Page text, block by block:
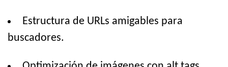
Estructura de URLs amigables para
buscadores.